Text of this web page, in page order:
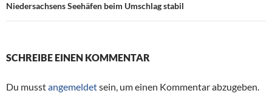
Niedersachsens Seehäfen beim Umschlag stabil
SCHREIBE EINEN KOMMENTAR
Du musstangemeldetsein, um einen Kommentar abzugeben.